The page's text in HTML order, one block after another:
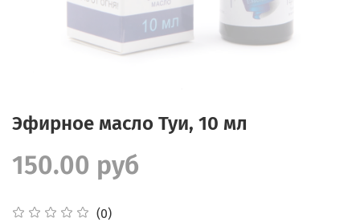
Эфирное масло Туи, 10 мл
(0)
150.00 руб